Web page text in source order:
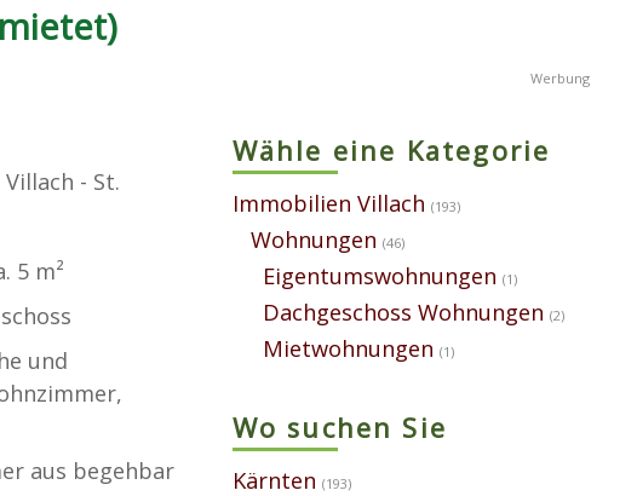
- St.
5 m²
und
aus begehbar
Wähle eine Kategorie
Immobilien Villach (193)
Wohnungen (46)
Eigentumswohnungen (1)
Dachgeschoss Wohnungen (2)
Mietwohnungen (1)
Wo suchen Sie
Kärnten (193)